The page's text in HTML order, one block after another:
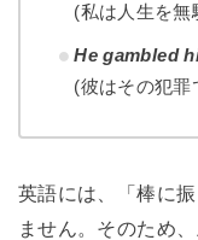
(私は人生を無
He gambled
(彼はその犯罪
英語には、「棒に
ません。そのため